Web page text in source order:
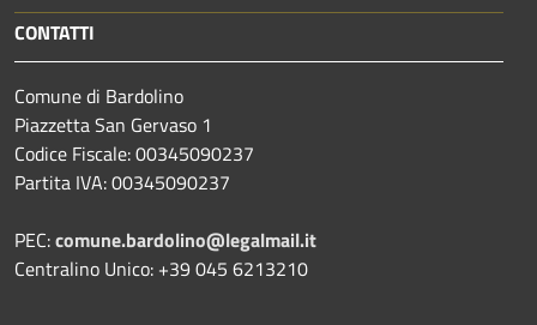
CONTATTI
Comune di Bardolino
Piazzetta San Gervaso 1
Codice Fiscale: 00345090237
Partita IVA: 00345090237
PEC:comune.bardolino@legalmail.it
Centralino Unico: +39 045 6213210